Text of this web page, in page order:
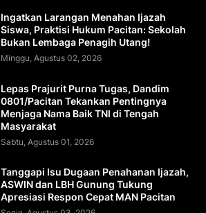
Ingatkan Larangan Menahan Ijazah
Siswa, Praktisi Hukum Pacitan: Sekolah
Bukan Lembaga Penagih Utang!
Minggu, Agustus 02, 2026
Lepas Prajurit Purna Tugas, Dandim
0801/Pacitan Tekankan Pentingnya
Menjaga Nama Baik TNI di Tengah
Masyarakat
Sabtu, Agustus 01, 2026
Tanggapi Isu Dugaan Penahanan Ijazah,
ASWIN dan LBH Gunung Tukung
Apresiasi Respon Cepat MAN Pacitan